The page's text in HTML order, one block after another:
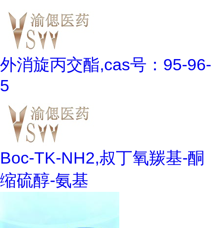
外消旋丙交酯,cas号：95-96-
5
Boc-TK-NH2,叔丁氧羰基-酮
缩硫醇-氨基